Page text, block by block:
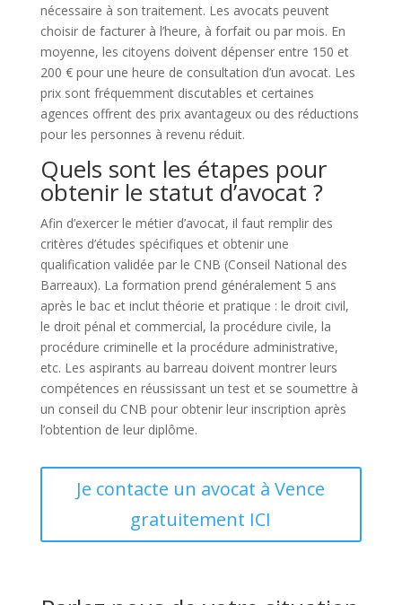
nécessaire à son traitement. Les avocats peuvent
choisir de facturer à l’heure, à forfait ou par mois. En
moyenne, les citoyens doivent dépenser entre 150 et
200 € pour une heure de consultation d’un avocat. Les
prix sont fréquemment discutables et certaines
agences offrent des prix avantageux ou des réductions
pour les personnes à revenu réduit.
Quels sont les étapes pour
obtenir le statut d’avocat ?
Afin d’exercer le métier d’avocat, il faut remplir des
critères d’études spécifiques et obtenir une
qualification validée par le CNB (Conseil National des
Barreaux). La formation prend généralement 5 ans
après le bac et inclut théorie et pratique : le droit civil,
le droit pénal et commercial, la procédure civile, la
procédure criminelle et la procédure administrative,
etc. Les aspirants au barreau doivent montrer leurs
compétences en réussissant un test et se soumettre à
un conseil du CNB pour obtenir leur inscription après
l’obtention de leur diplôme.
Je contacte un avocat à Vence
gratuitement ICI